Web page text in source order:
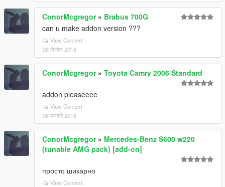
ConorMcgregor» Brabus 700G
can u make addon version ???
View Context
28 दिसंबर 2018
ConorMcgregor» Toyota Camry 2006 Standard
addon pleaseeee
View Context
08 फरवरी 2018
ConorMcgregor» Mercedes-Benz S600 w220
(tunable AMG pack) [add-on]
просто шикарно
View Context